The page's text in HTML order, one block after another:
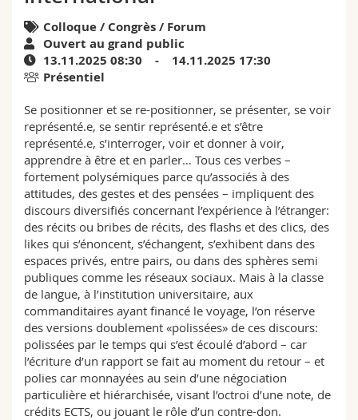
Interfacultaire
Doctorants
Programme des cours
Colloque / Congrès / Forum
Ouvert au grand public
13.11.2025 08:30 - 14.11.2025 17:30
Présentiel
Se positionner et se re-positionner, se présenter, se voir
représenté.e, se sentir représenté.e et s’être
représenté.e, s’interroger, voir et donner à voir,
apprendre à être et en parler… Tous ces verbes –
fortement polysémiques parce qu’associés à des
attitudes, des gestes et des pensées – impliquent des
discours diversifiés concernant l’expérience à l’étranger:
des récits ou bribes de récits, des flashs et des clics, des
likes qui s’énoncent, s’échangent, s’exhibent dans des
espaces privés, entre pairs, ou dans des sphères semi
publiques comme les réseaux sociaux. Mais à la classe
de langue, à l’institution universitaire, aux
commanditaires ayant financé le voyage, l’on réserve
des versions doublement «polissées» de ces discours:
polissées par le temps qui s’est écoulé d’abord – car
l’écriture d’un rapport se fait au moment du retour – et
polies car monnayées au sein d’une négociation
particulière et hiérarchisée, visant l’octroi d’une note, de
crédits ECTS, ou jouant le rôle d’un contre-don.